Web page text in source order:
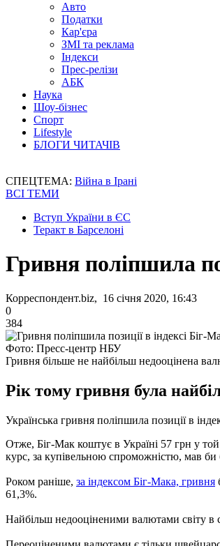
Авто
Податки
Кар'єра
ЗМІ та реклама
Індекси
Прес-релізи
АБК
Наука
Шоу-бізнес
Спорт
Lifestyle
БЛОГИ ЧИТАЧІВ
СПЕЦТЕМА: Війна в Ірані
ВСІ ТЕМИ
Вступ України в ЄС
Теракт в Барселоні
Гривня поліпшила
Корреспондент.biz, 16 січня 2020, 16:43
0
384
Фото: Пресс-центр НБУ
Гривня більше не найбільш недооцінена
Рік тому гривня була
Українська гривня поліпшила позиції в
Отже, Біг-Мак коштує в Україні 57 грн у
курс, за купівельною спроможністю, мав би
Роком раніше, за індексом Біг-Мака, гривня
61,3%.
Найбільш недооціненими валютами світу в